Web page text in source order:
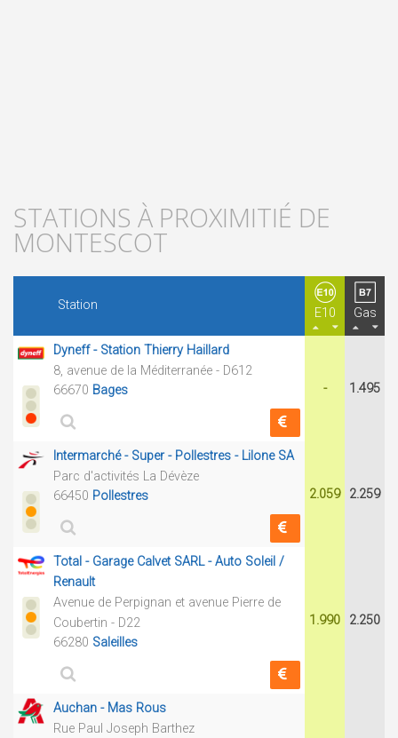
STATIONS À PROXIMITIÉ DE
MONTESCOT
Station
E10 Gas
Dyneff - Station Thierry Haillard
8, avenue de la Méditerranée - D612
66670 Bages - 1.495
Intermarché - Super - Pollestres - Lilone SA
Parc d'activités La Dévèze
66450 Pollestres 2.059 2.259
Total - Garage Calvet SARL - Auto Soleil /
Renault
Avenue de Perpignan et avenue Pierre de
Coubertin - D22
66280 Saleilles
1.990 2.250
Auchan - Mas Rous
Rue Paul Joseph Barthez